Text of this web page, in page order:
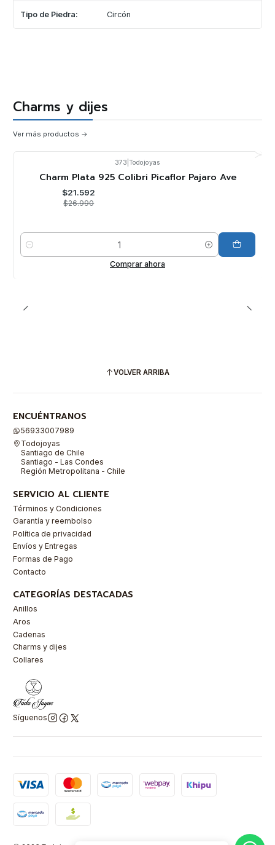
Tipo de Piedra: Circón
Charms y dijes
Ver más productos
373 Todojoyas
Charm Plata 925 Colibri Picaflor Pajaro Ave
$21.592
$26.990
Cantidad
Comprar ahora
VOLVER ARRIBA
ENCUÉNTRANOS
56933007989
Todojoyas
Santiago de Chile
Santiago - Las Condes
Región Metropolitana - Chile
SERVICIO AL CLIENTE
Términos y Condiciones
Garantía y reembolso
Política de privacidad
Envíos y Entregas
Formas de Pago
Contacto
CATEGORÍAS DESTACADAS
Anillos
Aros
Cadenas
Charms y dijes
Collares
Síguenos